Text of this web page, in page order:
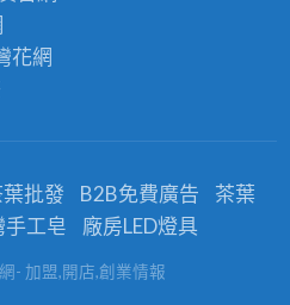
花網
批發 B2B免費廣告
茶葉
手工皂 廠房LED燈具
- 加盟,開店,創業情報